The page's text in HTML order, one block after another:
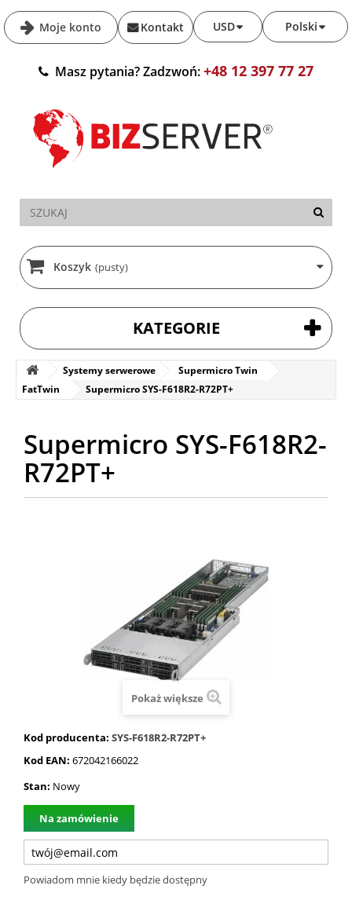
Moje konto Polski
USD
Kontakt
Masz pytania? Zadzwoń:+48 12 397 77 27
Koszyk (pusty)
KATEGORIE
Systemy serwerowe
Supermicro Twin
FatTwin
Supermicro SYS-F618R2-R72PT+
Supermicro SYS-F618R2-
R72PT+
Pokaż większe
Kod producenta: SYS-F618R2-R72PT+
Kod EAN: 672042166022
Stan: Nowy
Na zamówienie
Powiadom mnie kiedy będzie dostępny